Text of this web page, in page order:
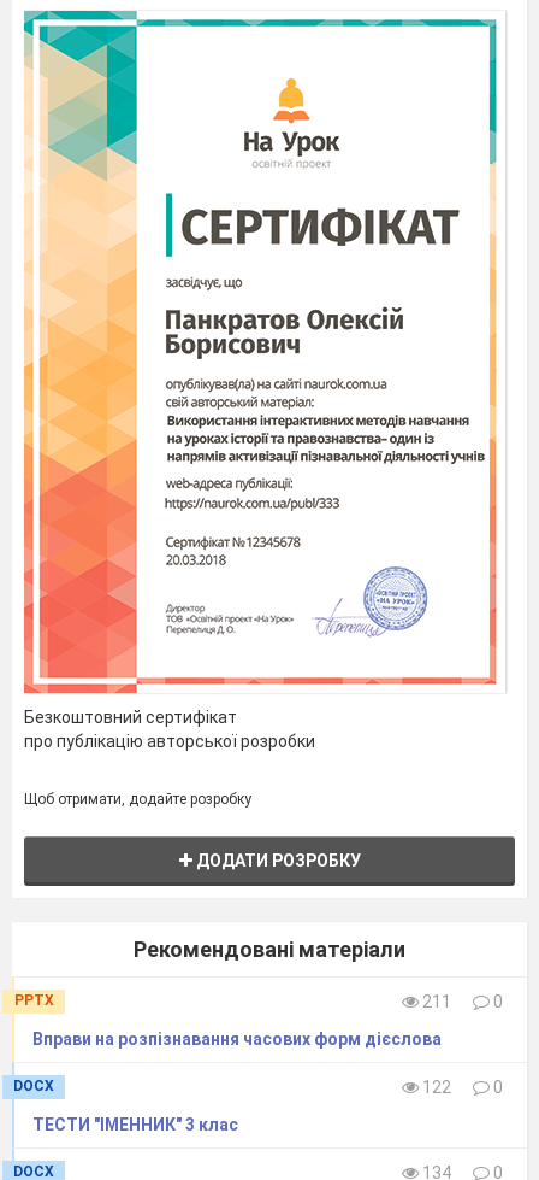
Пряме
значення:
Переносне значення:
6. Утвори пари близьких за
Запиши за зразком:
Малюк
дитина, … - …,
Житло
школяр
досягнення
вогнище
горизонт
успіх
будинок
обрій
7. Склади і запиши 2 речення зі словом
коник
в різних значеннях.
Безкоштовний сертифікат
про публікацію авторської розробки
Щоб отримати, додайте розробку
ДОДАТИ РОЗРОБКУ
Рекомендовані матеріали
PPTX 211
0
Вправи на розпізнавання часових форм дієслова
DOCX 122
0
ТЕСТИ "ІМЕННИК" 3 клас
DOCX 134
0